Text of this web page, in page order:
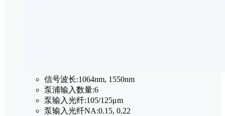
信号波长:1064nm, 1550nm
泵浦输入数量:6
泵输入光纤:105/125μm
泵输入光纤NA:0.15, 0.22